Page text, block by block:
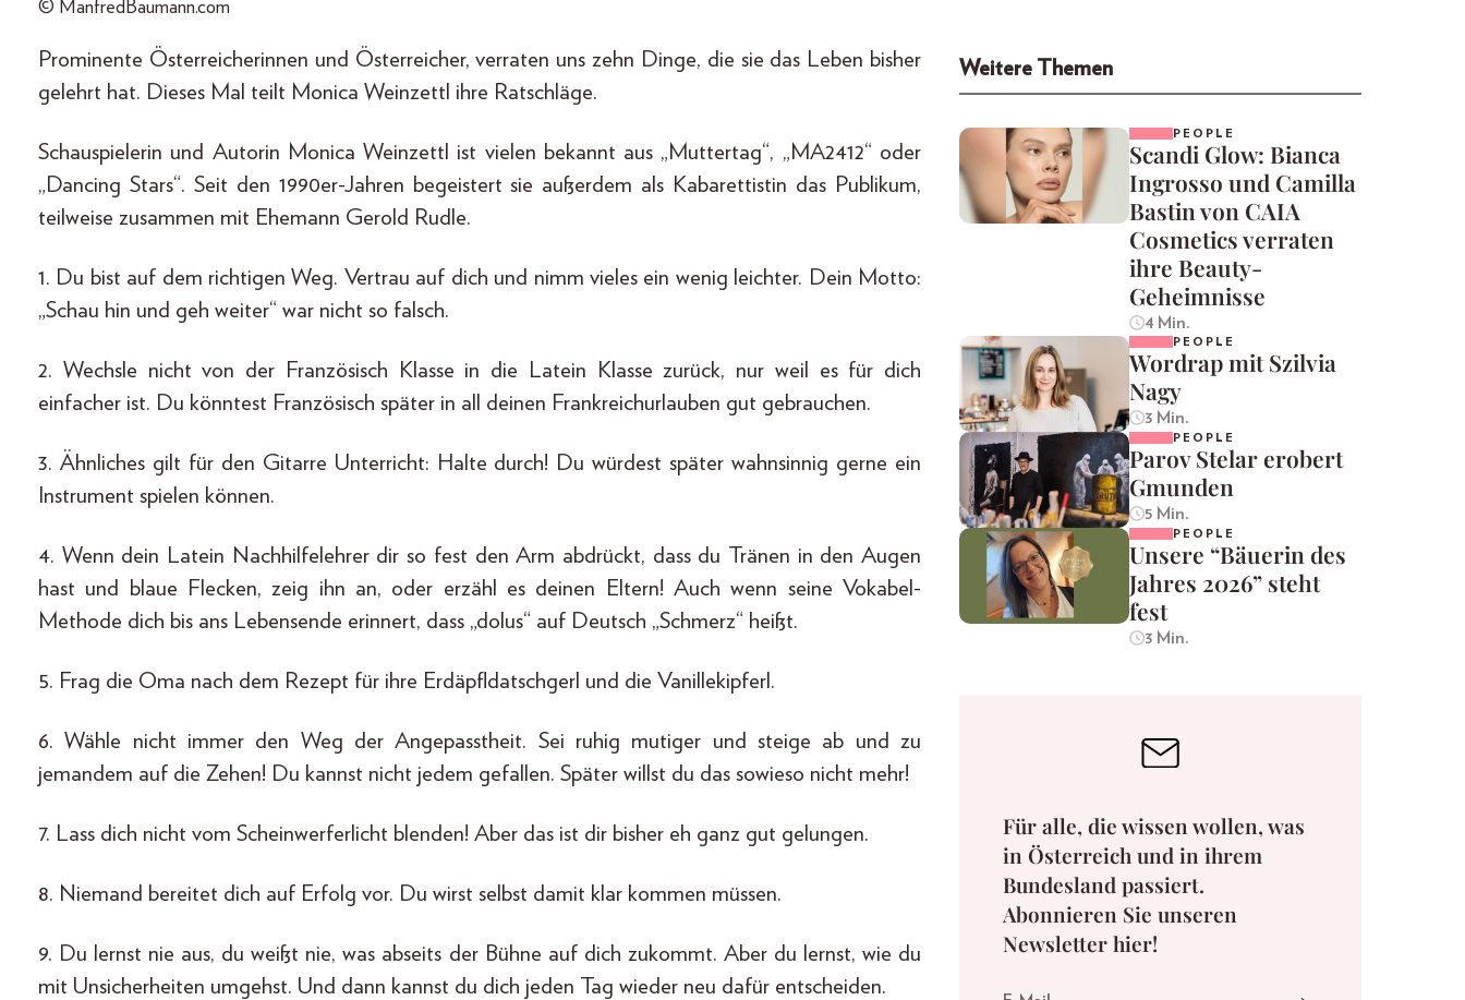
© ManfredBaumann.com
Prominente Österreicherinnen und Österreicher, verraten uns zehn Dinge, die sie das Leben bisher
gelehrt hat. Dieses Mal teilt Monica Weinzettl ihre Ratschläge.
Schauspielerin und Autorin Monica Weinzettl ist vielen bekannt aus „Muttertag“, „MA2412“ oder
„Dancing Stars“. Seit den 1990er-Jahren begeistert sie außerdem als Kabarettistin das Publikum,
teilweise zusammen mit Ehemann Gerold Rudle.
1. Du bist auf dem richtigen Weg. Vertrau auf dich und nimm vieles ein wenig leichter. Dein Motto:
„Schau hin und geh weiter“ war nicht so falsch.
2. Wechsle nicht von der Französisch Klasse in die Latein Klasse zurück, nur weil es für dich
einfacher ist. Du könntest Französisch später in all deinen Frankreichurlauben gut gebrauchen.
3. Ähnliches gilt für den Gitarre Unterricht: Halte durch! Du würdest später wahnsinnig gerne ein
Instrument spielen können.
4. Wenn dein Latein Nachhilfelehrer dir so fest den Arm abdrückt, dass du Tränen in den Augen
hast und blaue Flecken, zeig ihn an, oder erzähl es deinen Eltern! Auch wenn seine Vokabel-
Methode dich bis ans Lebensende erinnert, dass „dolus“ auf Deutsch „Schmerz“ heißt.
5. Frag die Oma nach dem Rezept für ihre Erdäpfldatschgerl und die Vanillekipferl.
6. Wähle nicht immer den Weg der Angepasstheit. Sei ruhig mutiger und steige ab und zu
jemandem auf die Zehen! Du kannst nicht jedem gefallen. Später willst du das sowieso nicht mehr!
7. Lass dich nicht vom Scheinwerferlicht blenden! Aber das ist dir bisher eh ganz gut gelungen.
8. Niemand bereitet dich auf Erfolg vor. Du wirst selbst damit klar kommen müssen.
9. Du lernst nie aus, du weißt nie, was abseits der Bühne auf dich zukommt. Aber du lernst, wie du
mit Unsicherheiten umgehst. Und dann kannst du dich jeden Tag wieder neu dafür entscheiden.
Weitere Themen
PEOPLE
Scandi Glow: Bianca
Ingrosso und Camilla
Bastin von CAIA
Cosmetics verraten
ihre Beauty-
Geheimnisse
4 Min.
PEOPLE
Wordrap mit Szilvia
Nagy
3 Min.
PEOPLE
Parov Stelar erobert
Gmunden
5 Min.
PEOPLE
Unsere “Bäuerin des
Jahres 2026” steht
fest
3 Min.
Für alle, die wissen wollen, was
in Österreich und in ihrem
Bundesland passiert.
Abonnieren Sie unseren
Newsletter hier!